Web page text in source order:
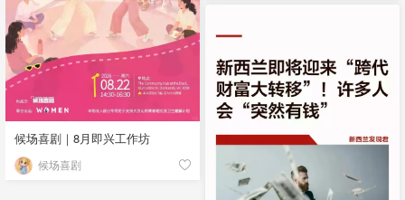
候场喜剧｜8月即兴工作坊
候场喜剧